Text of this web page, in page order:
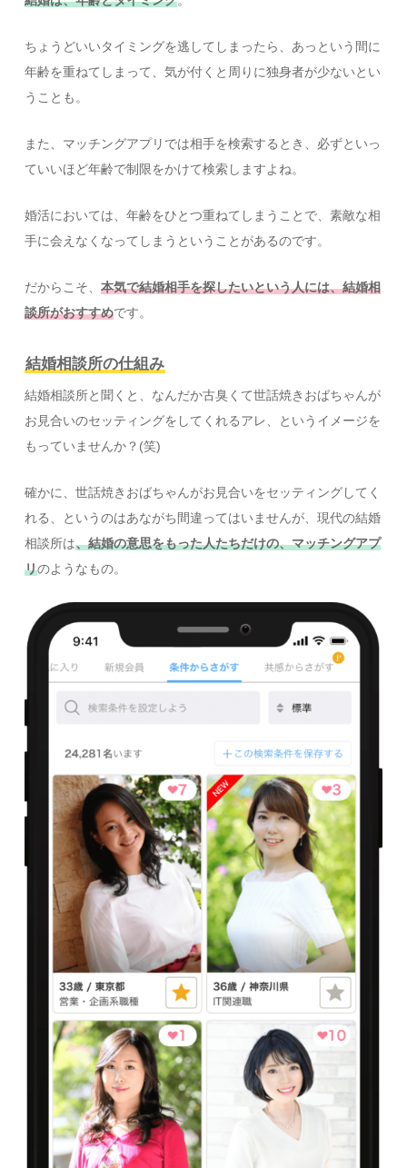
ちょうどいいタイミングを逃してしまったら、あっという間に
年齢を重ねてしまって、気が付くと周りに独身者が少ないとい
うことも。
また、マッチングアプリでは相手を検索するとき、必ずといっ
ていいほど年齢で制限をかけて検索しますよね。
婚活においては、年齢をひとつ重ねてしまうことで、素敵な相
手に会えなくなってしまうということがあるのです。
だからこそ、本気で結婚相手を探したいという人には、結婚相
談所がおすすめです。
結婚相談所の仕組み
結婚相談所と聞くと、なんだか古臭くて世話焼きおばちゃんが
お見合いのセッティングをしてくれるアレ、というイメージを
もっていませんか？(笑)
確かに、世話焼きおばちゃんがお見合いをセッティングしてく
れる、というのはあながち間違ってはいませんが、現代の結婚
相談所は、結婚の意思をもった人たちだけの、マッチングアプ
リのようなもの。